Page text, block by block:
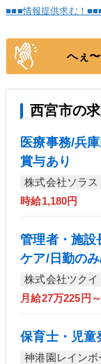
■■■情報提供求む！
へぇ〜
西宮市の
医療事務/兵
賞与あり
株式会社ソラス
時給1,180円
管理者・施設
ケア/日勤の
株式会社ツクイ
月給27万225円
保育士・児童
神港園レインボ